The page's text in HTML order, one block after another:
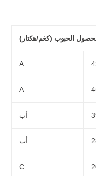
الحبوب (كغم/هكتار)
A
A
أب
أب
C